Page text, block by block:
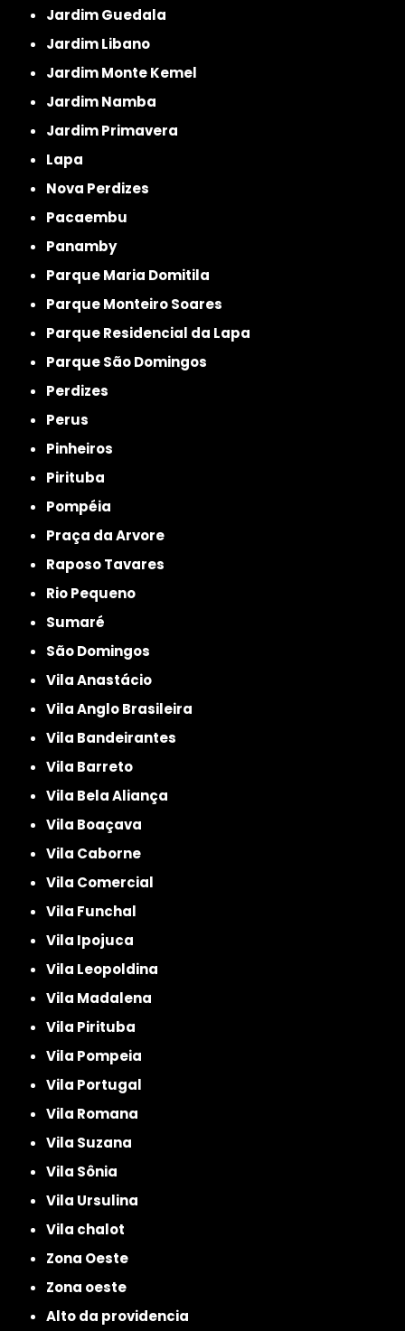
Jardim Guedala
Jardim Libano
Jardim Monte Kemel
Jardim Namba
Jardim Primavera
Lapa
Nova Perdizes
Pacaembu
Panamby
Parque Maria Domitila
Parque Monteiro Soares
Parque Residencial da Lapa
Parque São Domingos
Perdizes
Perus
Pinheiros
Pirituba
Pompéia
Praça da Arvore
Raposo Tavares
Rio Pequeno
Sumaré
São Domingos
Vila Anastácio
Vila Anglo Brasileira
Vila Bandeirantes
Vila Barreto
Vila Bela Aliança
Vila Boaçava
Vila Caborne
Vila Comercial
Vila Funchal
Vila Ipojuca
Vila Leopoldina
Vila Madalena
Vila Pirituba
Vila Pompeia
Vila Portugal
Vila Romana
Vila Suzana
Vila Sônia
Vila Ursulina
Vila chalot
Zona Oeste
Zona oeste
alto da providencia